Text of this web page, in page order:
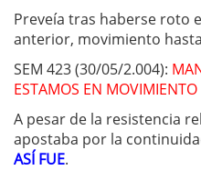
Preveía tras haberse roto
anterior, movimiento
SEM 423 (30/05/2.004):
ESTAMOS EN
A pesar de la resistencia
apostaba por la
ASÍ FUE.